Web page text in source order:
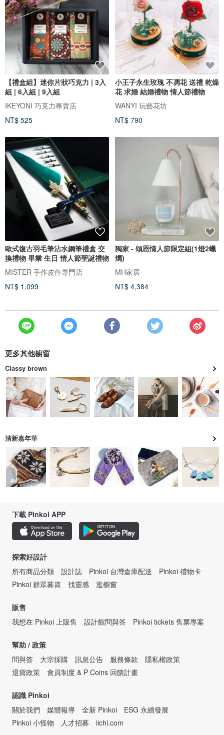
【禮盒組】迷你片狀巧克力 | 3入
組 | 6入組 | 9入組
IKEYONI 巧克力專賣店
NT$ 525
小王子永生玫瑰 不凋花 送禮 乾燥
花 求婚 結婚禮物 情人節禮物
WANYI 玩藝花坊
NT$ 790
歐式復古羽毛筆沾水鋼筆禮盒 交
換禮物 畢業 生日 情人節聖誕禮物
MISTER 手作皮件專門店
NT$ 1,099
獨家 - 頌恩情人節限定組(1燈2蠟
燭)
MH家居
NT$ 4,384
更多其他櫥窗
Classy brown
清新嘉年華
下載 Pinkoi APP
探索好設計
所有商品分類
設計誌 Pinkoi 台灣倉庫配送
Pinkoi 禮物卡
Pinkoi 群眾募資
找靈感 逛櫥窗
販售
我想在 Pinkoi 上販售
設計館問與答 Pinkoi tickets 售票專案
幫助 / 政策
問與答
大宗採購 訊息公告 服務條款
隱私權政策
退貨政策
會員制度 & P Coins 回饋計畫
認識 Pinkoi
關於我們
媒體報導 全新 Pinkoi
ESG 永續發展
Pinkoi 小怪物
人才招募 iichi.com